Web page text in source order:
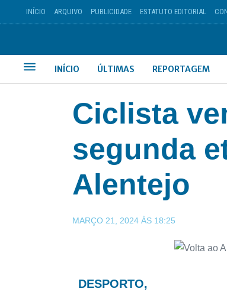
INÍCIO ARQUIVO PUBLICIDADE ESTATUTO EDITORIAL
INÍCIO ÚLTIMAS REPORTAGEM
Ciclista
segunda
Alentejo
MARÇO 21, 2024 ÀS 18:25
DESPORTO,